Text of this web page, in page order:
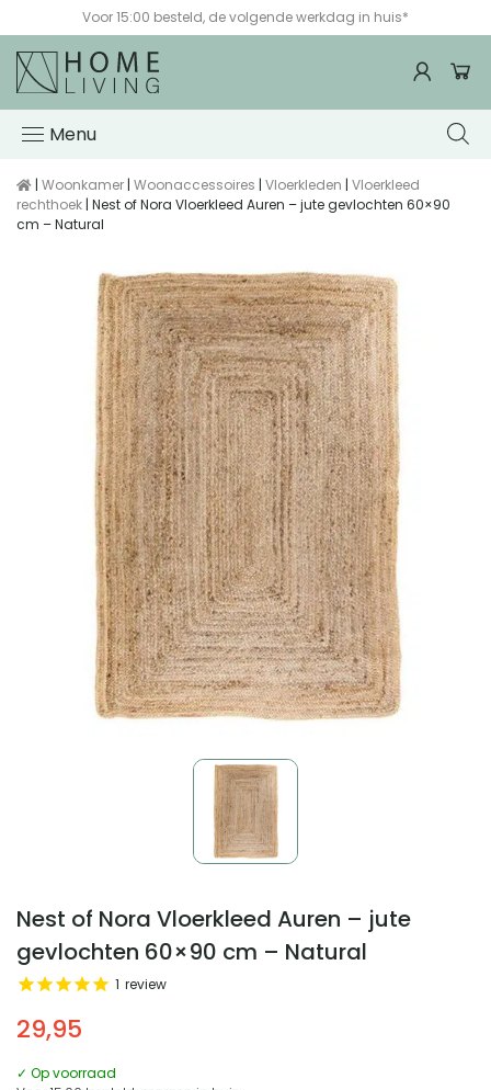
Voor 15:00 besteld, de volgende werkdag in huis*
Menu
| Woonkamer | Woonaccessoires | Vloerkleden | Vloerkleed
rechthoek | Nest of Nora Vloerkleed Auren – jute gevlochten 60×90
cm – Natural
Nest of Nora Vloerkleed Auren – jute
gevlochten 60×90 cm – Natural
29,95
1 review
✓ Op voorraad